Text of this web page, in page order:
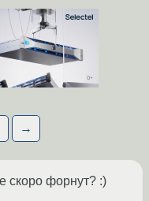
→
скоро форнут? :)